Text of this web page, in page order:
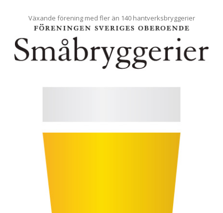
Växande förening med fler än 140 hantverksbryggerier